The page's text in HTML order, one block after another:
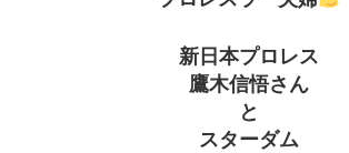
新日本プロレス
鷹木信悟さん
と
スターダム